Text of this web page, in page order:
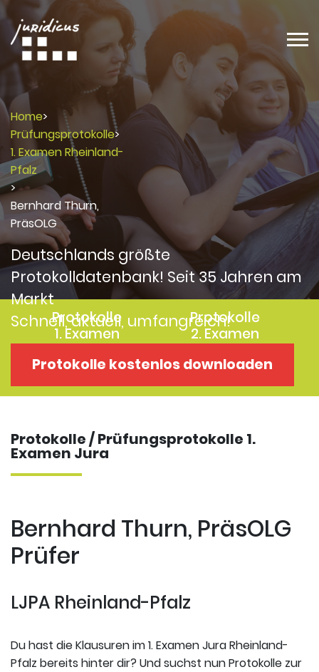
Home>
Prüfungsprotokolle>
1. Examen Rheinland-
Pfalz
>
Bernhard Thurn,
PräsOLG
Deutschlands größte
Protokolldatenbank! Seit 35 Jahren am
Markt
Schnell, aktuell, umfangreich!
Protokolle kostenlos downloaden
Protokolle
1. Examen
Protokolle
2. Examen
Protokolle
Examensklausuren
Kostenloses
Repititorium
Protokolle / Prüfungsprotokolle 1.
Examen Jura
Bernhard Thurn, PräsOLG
Prüfer
LJPA Rheinland-Pfalz
Du hast die Klausuren im 1. Examen Jura Rheinland-
Pfalz bereits hinter dir? Und suchst nun Protokolle zur